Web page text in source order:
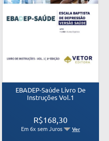
EBADEP-Saúde Livro De
Instruções Vol.1
R$168,30
Em 6x sem Juros Ver